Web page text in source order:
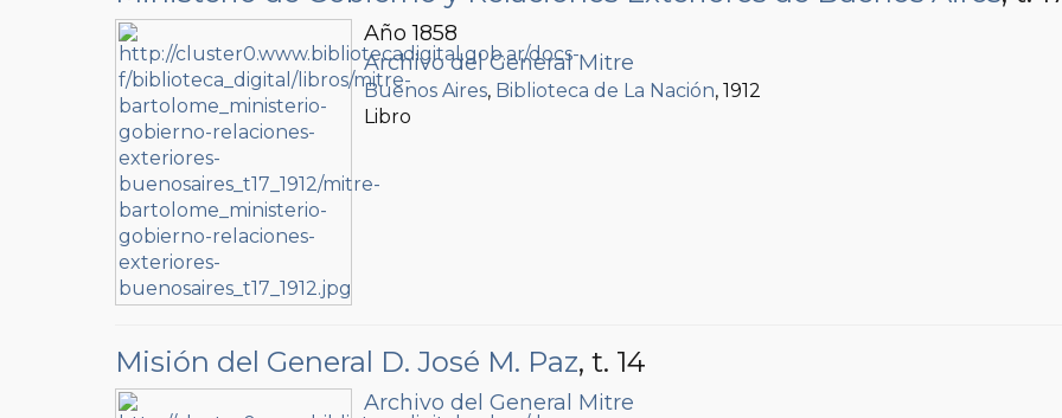
Año 1858
Archivo del General Mitre
Buenos Aires, Biblioteca de La Nación, 1912
Libro
Misión del General D. José M. Paz, t. 14
Archivo del General Mitre